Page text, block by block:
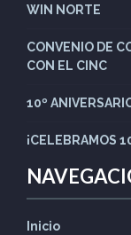
WIN NORTE
CONVENIO DE
CON EL CINC
10º
¡CELEBRAMOS
Inicio